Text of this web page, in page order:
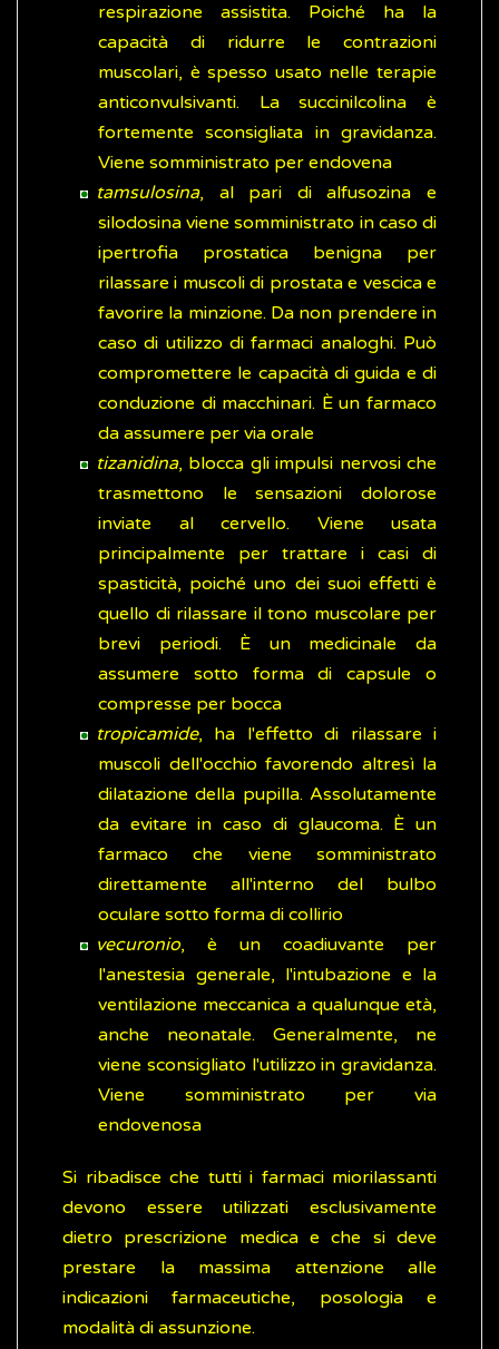
respirazione assistita. Poiché ha la
capacità di ridurre le contrazioni
muscolari, è spesso usato nelle terapie
anticonvulsivanti. La succinilcolina è
fortemente sconsigliata in gravidanza.
Viene somministrato per endovena
tamsulosina, al pari di alfusozina e
silodosina viene somministrato in caso di
ipertrofia prostatica benigna per
rilassare i muscoli di prostata e vescica e
favorire la minzione. Da non prendere in
caso di utilizzo di farmaci analoghi. Può
compromettere le capacità di guida e di
conduzione di macchinari. È un farmaco
da assumere per via orale
tizanidina, blocca gli impulsi nervosi che
trasmettono le sensazioni dolorose
inviate al cervello. Viene usata
principalmente per trattare i casi di
spasticità, poiché uno dei suoi effetti è
quello di rilassare il tono muscolare per
brevi periodi. È un medicinale da
assumere sotto forma di capsule o
compresse per bocca
tropicamide, ha l'effetto di rilassare i
muscoli dell'occhio favorendo altresì la
dilatazione della pupilla. Assolutamente
da evitare in caso di glaucoma. È un
farmaco che viene somministrato
direttamente all'interno del bulbo
oculare sotto forma di collirio
vecuronio, è un coadiuvante per
l'anestesia generale, l'intubazione e la
ventilazione meccanica a qualunque età,
anche neonatale. Generalmente, ne
viene sconsigliato l'utilizzo in gravidanza.
Viene somministrato per via
endovenosa
Si ribadisce che tutti i farmaci miorilassanti
devono essere utilizzati esclusivamente
dietro prescrizione medica e che si deve
prestare la massima attenzione alle
indicazioni farmaceutiche, posologia e
modalità di assunzione.